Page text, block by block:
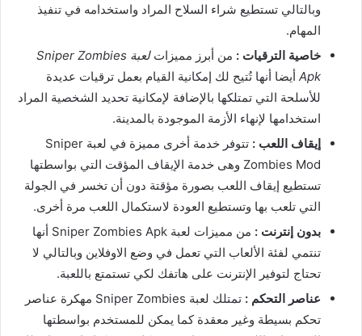
وبالتالي تستطيع شراء السلاح المراد واستخدامه في تنفيذ
المهام.
خاصية الترقيات : من أبرز مميزات
لعبة Sniper Zombies
Apk أيضا أنها تُتيح لك إمكانية القيام بعمل ترقيات عديدة
للأسلحة التي تمتلكها بالإضافة لإمكانية تحديد الشخصية المراد
استخدامها لإنهاء الأزمة الموجودة بالمدينة.
إيقاف اللعب :
تتوفر خدمة أخرى مميزة في لعبة Sniper
Zombies Mod وهى خدمة الإيقاف المؤقت التي بواسطتها
تستطيع إيقاف اللعب بصورة مؤقتة دون أن تخسر في الجولة
التي تلعب بها وتستطيع العودة لاستكمال اللعب مرة أخرى.
بدون إنترنت :
من مميزات لعبة Sniper Zombies Apk أنها
تنتمي لفئة الألعاب التي تعمل في وضع الاوفلاين وبالتالي لا
تحتاج لتوفير الإنترنت على هاتفك لكي تستمتع باللعبة.
عناصر التحكم :
تمتلك لعبة Sniper Zombies مهكرة عناصر
تحكم بسيطة وغير معقدة كما يمكن للمستخدم بواسطتها